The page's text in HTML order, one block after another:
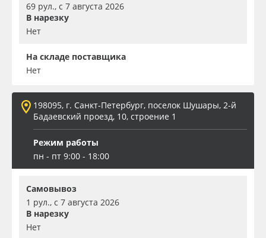
69 рул., с 7 августа 2026
В нарезку
Нет
На складе поставщика
Нет
198095, г. Санкт-Петербург, поселок Шушары, 2-й
Бадаевский проезд, 10, строение 1
Режим работы
пн - пт 9:00 - 18:00
Самовывоз
1 рул., с 7 августа 2026
В нарезку
Нет